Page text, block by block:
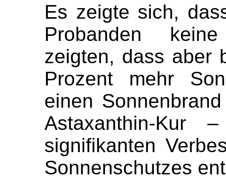
Es zeigte sich,
Probanden
zeigten, dass aber
Prozent mehr
einen
Astaxanthin-Kur
signifikanten
Sonnenschutzes